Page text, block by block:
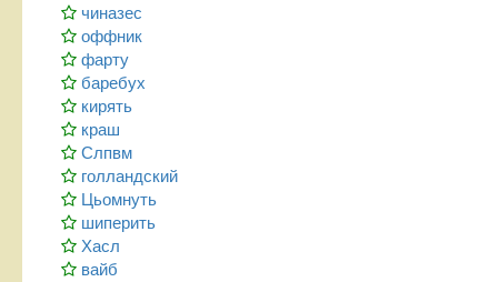
чиназес
оффник
фарту
баребух
кирять
краш
Слпвм
голландский
Цьомнуть
шиперить
Хасл
вайб